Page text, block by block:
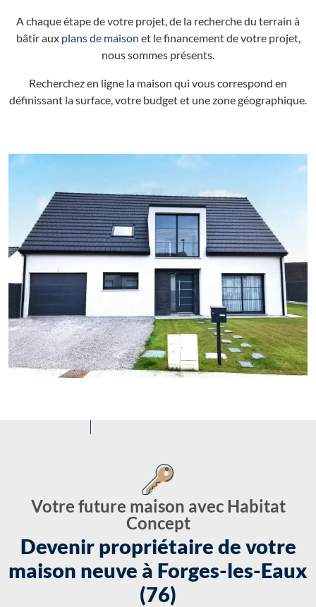
A chaque étape de votre projet, de la recherche du terrain à
bâtir aux plans de maison et le financement de votre projet,
nous sommes présents.
Recherchez en ligne la maison qui vous correspond en
définissant la surface, votre budget et une zone géographique.
Votre future maison avec Habitat
Concept
Devenir propriétaire de votre
maison neuve à Forges-les-Eaux
(76)